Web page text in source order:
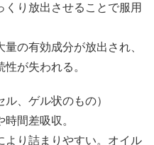
くり放出させることで服用
の有効成分が放出され、
が失われる。
、ゲル状のもの）
間差吸収。
より詰まりやすい。オイル